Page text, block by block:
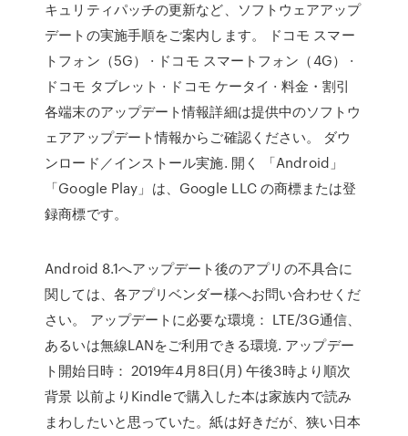
キュリティパッチの更新など、ソフトウェアアップ
デートの実施手順をご案内します。 ドコモ スマー
トフォン（5G） · ドコモ スマートフォン（4G） ·
ドコモ タブレット · ドコモ ケータイ · 料金・割引
各端末のアップデート情報詳細は提供中のソフトウ
ェアアップデート情報からご確認ください。 ダウ
ンロード／インストール実施. 開く 「Android」
「Google Play」は、Google LLC の商標または登
録商標です。
Android 8.1へアップデート後のアプリの不具合に
関しては、各アプリベンダー様へお問い合わせくだ
さい。 アップデートに必要な環境： LTE/3G通信、
あるいは無線LANをご利用できる環境. アップデー
ト開始日時： 2019年4月8日(月) 午後3時より順次
背景 以前よりKindleで購入した本は家族内で読み
まわしたいと思っていた。紙は好きだが、狭い日本